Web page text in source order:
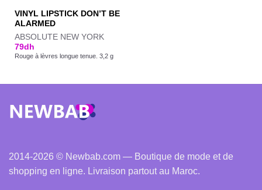
VINYL LIPSTICK DON’T BE
ALARMED
ABSOLUTE NEW YORK
79dh
Rouge à lèvres longue tenue. 3,2 g
2014-2026 © Newbab.com — Boutique de mode et de
shopping en ligne. Livraison partout au Maroc.